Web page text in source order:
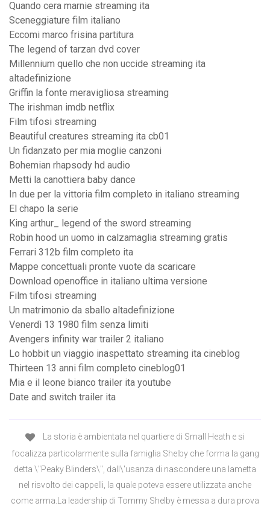
Quando cera marnie streaming ita
Sceneggiature film italiano
Eccomi marco frisina partitura
The legend of tarzan dvd cover
Millennium quello che non uccide streaming ita
altadefinizione
Griffin la fonte meravigliosa streaming
The irishman imdb netflix
Film tifosi streaming
Beautiful creatures streaming ita cb01
Un fidanzato per mia moglie canzoni
Bohemian rhapsody hd audio
Metti la canottiera baby dance
In due per la vittoria film completo in italiano streaming
El chapo la serie
King arthur_ legend of the sword streaming
Robin hood un uomo in calzamaglia streaming gratis
Ferrari 312b film completo ita
Mappe concettuali pronte vuote da scaricare
Download openoffice in italiano ultima versione
Film tifosi streaming
Un matrimonio da sballo altadefinizione
Venerdì 13 1980 film senza limiti
Avengers infinity war trailer 2 italiano
Lo hobbit un viaggio inaspettato streaming ita cineblog
Thirteen 13 anni film completo cineblog01
Mia e il leone bianco trailer ita youtube
Date and switch trailer ita
La storia è ambientata nel quartiere di Small Heath e si
focalizza particolarmente sulla famiglia Shelby che forma la gang
detta \"Peaky Blinders\", dall\'usanza di nascondere una lametta
nel risvolto dei cappelli, la quale poteva essere utilizzata anche
come arma.La leadership di Tommy Shelby è messa a dura prova